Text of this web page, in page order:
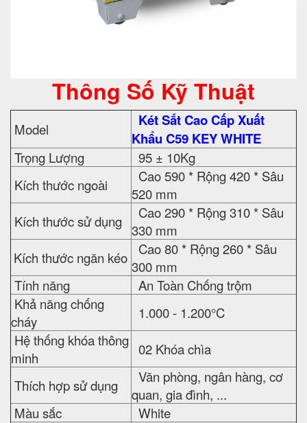
Thông Số Kỹ Thuật
Model
Két Sắt Cao Cấp Xuất
Khẩu C59 KEY WHITE
Trọng Lượng
95 ± 10Kg
Kích thước ngoài
Cao 590 * Rộng 420 * Sâu
520 mm
Kích thước sử dụng
Cao 290 * Rộng 310 * Sâu
330 mm
Kích thước ngăn kéo
Cao 80 * Rộng 260 * Sâu
300 mm
Tính năng
An Toàn Chống trộm
Khả năng chống
cháy
1.000 - 1.200°C
Hệ thống khóa thông
minh
02 Khóa chìa
Thích hợp sử dụng
Văn phòng, ngân hàng, cơ
quan, gia đình, ...
Màu sắc
White